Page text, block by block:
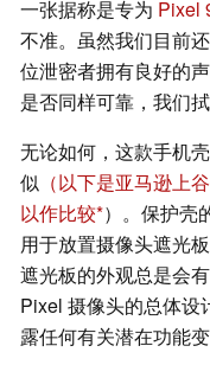
一张据称是专为 Pixel
不准。虽然我们目前
位泄密者拥有良好的
是否同样可靠，我们拭
无论如何，这款手机
似 （以下是亚马逊上
以作比较 ）。保护壳
用于放置摄像头遮光
遮光板的外观总是会
Pixel 摄像头的总体设
露任何有关潜在功能变